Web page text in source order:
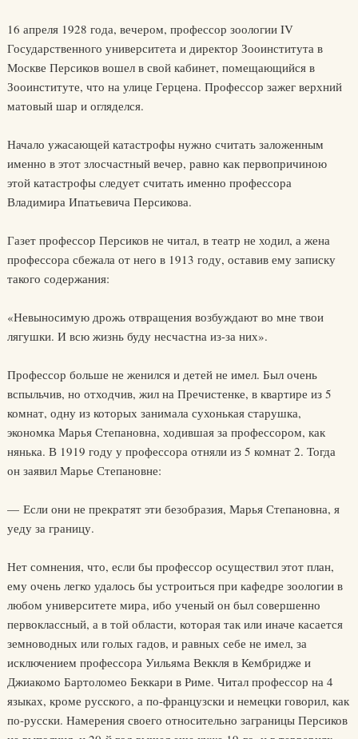
16 апреля 1928 года, вечером, профессор зоологии IV
Государственного университета и директор Зооинститута в
Москве Персиков вошел в свой кабинет, помещающийся в
Зооинституте, что на улице Герцена. Профессор зажег верхний
матовый шар и огляделся.
Начало ужасающей катастрофы нужно считать заложенным
именно в этот злосчастный вечер, равно как первопричиною
этой катастрофы следует считать именно профессора
Владимира Ипатьевича Персикова.
Газет профессор Персиков не читал, в театр не ходил, а жена
профессора сбежала от него в 1913 году, оставив ему записку
такого содержания:
«Невыносимую дрожь отвращения возбуждают во мне твои
лягушки. И всю жизнь буду несчастна из-за них».
Профессор больше не женился и детей не имел. Был очень
вспыльчив, но отходчив, жил на Пречистенке, в квартире из 5
комнат, одну из которых занимала сухонькая старушка,
экономка Марья Степановна, ходившая за профессором, как
нянька. В 1919 году у профессора отняли из 5 комнат 2. Тогда
он заявил Марье Степановне:
— Если они не прекратят эти безобразия, Марья Степановна, я
уеду за границу.
Нет сомнения, что, если бы профессор осуществил этот план,
ему очень легко удалось бы устроиться при кафедре зоологии в
любом университете мира, ибо ученый он был совершенно
первоклассный, а в той области, которая так или иначе касается
земноводных или голых гадов, и равных себе не имел, за
исключением профессора Уильяма Веккля в Кембридже и
Джиакомо Бартоломео Беккари в Риме. Читал профессор на 4
языках, кроме русского, а по-французски и немецки говорил, как
по-русски. Намерения своего относительно заграницы Персиков